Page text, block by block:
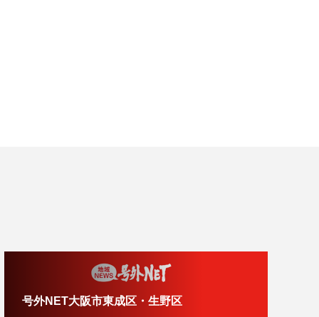
号外NET大阪市東成区・生野区